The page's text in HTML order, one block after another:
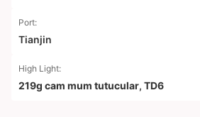
Port:
Tianjin
High Light:
219g cam mum tutucular, TD6